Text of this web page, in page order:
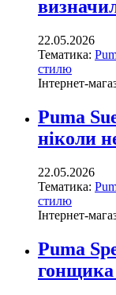
22.05.2026
Тематика:
стилю
Інтернет-
Puma
ніколи
22.05.2026
Тематика:
стилю
Інтернет-
Puma
гонщика